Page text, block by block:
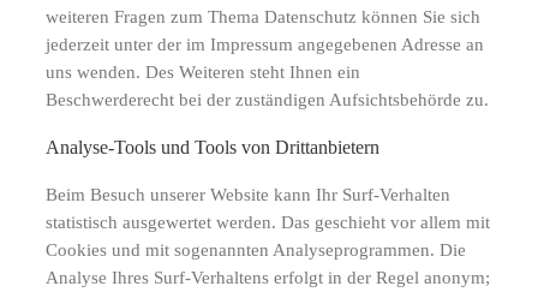
weiteren Fragen zum Thema Datenschutz können Sie sich
jederzeit unter der im Impressum angegebenen Adresse an
uns wenden. Des Weiteren steht Ihnen ein
Beschwerderecht bei der zuständigen Aufsichtsbehörde zu.
Analyse-Tools und Tools von Drittanbietern
Beim Besuch unserer Website kann Ihr Surf-Verhalten
statistisch ausgewertet werden. Das geschieht vor allem mit
Cookies und mit sogenannten Analyseprogrammen. Die
Analyse Ihres Surf-Verhaltens erfolgt in der Regel anonym;